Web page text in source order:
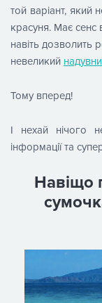
той варіант, який
красуня. Має сенс
навіть дозволить
невеликий
Тому вперед!
І нехай нічого
інформації та
Навіщо